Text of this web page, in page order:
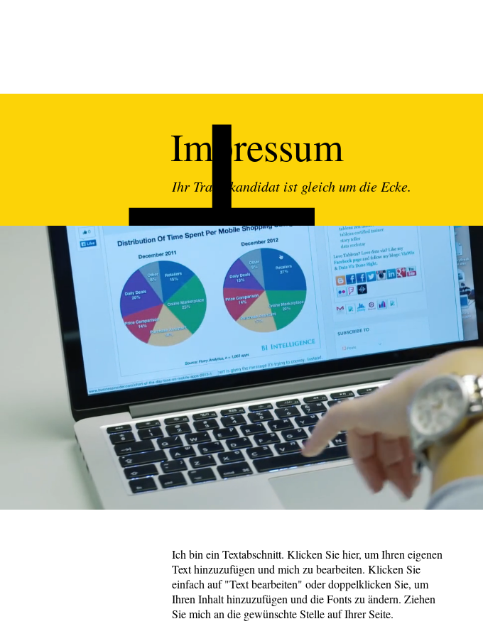
Impressum
Ihr Traumkandidat ist gleich um die Ecke.
Ich bin ein Textabschnitt. Klicken Sie hier, um Ihren eigenen
Text hinzuzufügen und mich zu bearbeiten. Klicken Sie
einfach auf "Text bearbeiten" oder doppelklicken Sie, um
Ihren Inhalt hinzuzufügen und die Fonts zu ändern. Ziehen
Sie mich an die gewünschte Stelle auf Ihrer Seite.